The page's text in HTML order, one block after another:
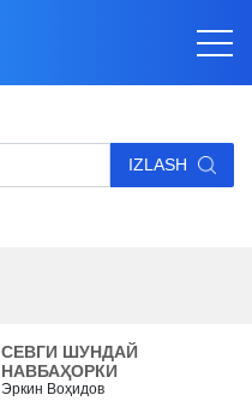
IZLASH
СЕВГИ ШУНДАЙ
НАВБАҲОРКИ
Эркин Воҳидов